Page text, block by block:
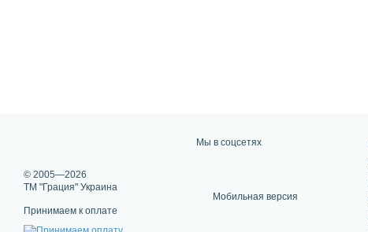
© 2005—2026
ТМ "Грация" Украина
Принимаем к оплате
Мы в соцсетях
Мобильная версия